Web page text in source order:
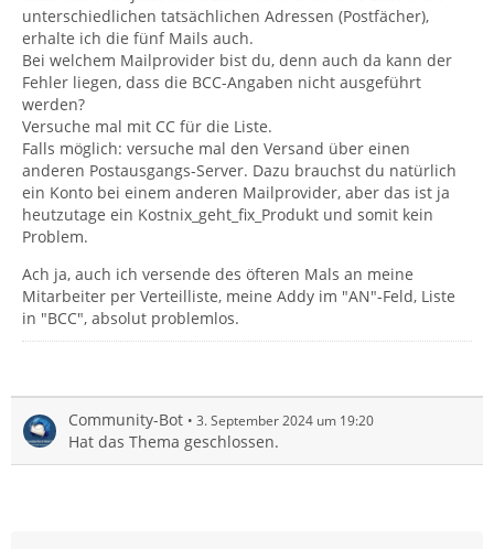
unterschiedlichen tatsächlichen Adressen (Postfächer),
erhalte ich die fünf Mails auch.
Bei welchem Mailprovider bist du, denn auch da kann der
Fehler liegen, dass die BCC-Angaben nicht ausgeführt
werden?
Versuche mal mit CC für die Liste.
Falls möglich: versuche mal den Versand über einen
anderen Postausgangs-Server. Dazu brauchst du natürlich
ein Konto bei einem anderen Mailprovider, aber das ist ja
heutzutage ein Kostnix_geht_fix_Produkt und somit kein
Problem.
Ach ja, auch ich versende des öfteren Mals an meine
Mitarbeiter per Verteilliste, meine Addy im "AN"-Feld, Liste
in "BCC", absolut problemlos.
Community-Bot 3. September 2024 um 19:20
Hat das Thema geschlossen.